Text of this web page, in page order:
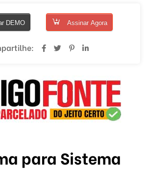
DEMO Assinar Agora
para Sistema